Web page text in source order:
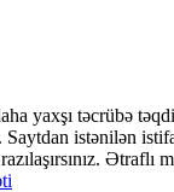
yaxşı təcrübə
istənilən
Ətraflı